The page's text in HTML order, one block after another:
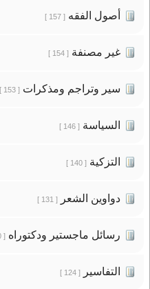
أصول الفقه[ 157 ]
غير مصنفة[ 154 ]
سير وتراجم ومذكرات[ 153 ]
السياسة[ 146 ]
التزكية[ 140 ]
دواوين الشعر[ 131 ]
رسائل ماجستير ودكتوراه[ 130 ]
التفاسير[ 124 ]